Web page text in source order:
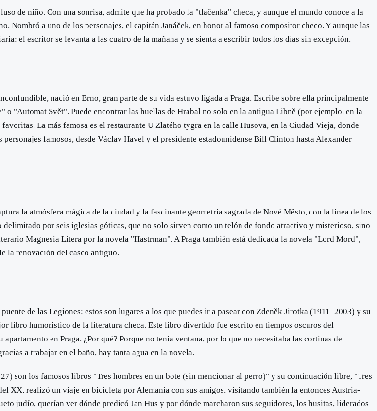
de niño. Con una sonrisa, admite que ha probado la "tlačenka" checa, y aunque el mundo conoce a la
Nombró a uno de los personajes, el capitán Janáček, en honor al famoso compositor checo. Y aunque las
el escritor se levanta a las cuatro de la mañana y se sienta a escribir todos los días sin excepción.
nació en Brno, gran parte de su vida estuvo ligada a Praga. Escribe sobre ella principalmente
"Automat Svět". Puede encontrar las huellas de Hrabal no solo en la antigua Libně (por ejemplo, en la
La más famosa es el restaurante U Zlatého tygra en la calle Husova, en la Ciudad Vieja, donde
famosos, desde Václav Havel y el presidente estadounidense Bill Clinton hasta Alexander
la atmósfera mágica de la ciudad y la fascinante geometría sagrada de Nové Město, con la línea de los
por seis iglesias góticas, que no solo sirven como un telón de fondo atractivo y misterioso, sino
Magnesia Litera por la novela "Hastrman". A Praga también está dedicada la novela "Lord Mord",
la renovación del casco antiguo.
de las Legiones: estos son lugares a los que puedes ir a pasear con Zdeněk Jirotka (1911–2003) y su
libro humorístico de la literatura checa. Este libro divertido fue escrito en tiempos oscuros del
en Praga. ¿Por qué? Porque no tenía ventana, por lo que no necesitaba las cortinas de
a trabajar en el baño, hay tanta agua en la novela.
son los famosos libros "Tres hombres en un bote (sin mencionar al perro)" y su continuación libre, "Tres
XX, realizó un viaje en bicicleta por Alemania con sus amigos, visitando también la entonces Austria-
judío, querían ver dónde predicó Jan Hus y por dónde marcharon sus seguidores, los husitas, liderados